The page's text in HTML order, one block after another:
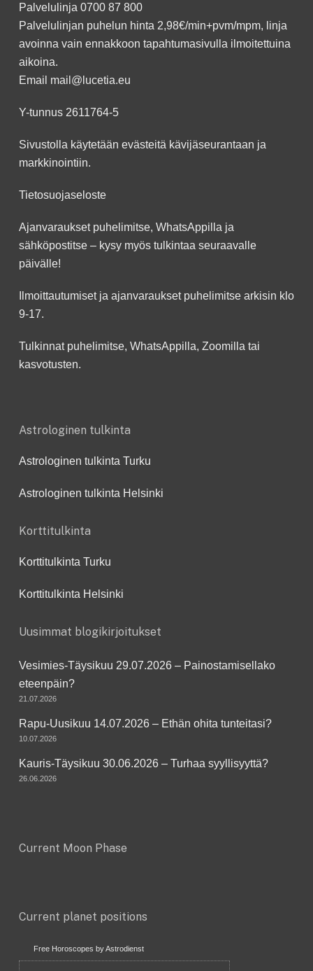
Palvelulinja 0700 87 800
Palvelulinjan puhelun hinta 2,98€/min+pvm/mpm, linja
avoinna vain ennakkoon tapahtumasivulla ilmoitettuina
aikoina.
Email mail@lucetia.eu
Y-tunnus 2611764-5
Sivustolla käytetään evästeitä kävijäseurantaan ja
markkinointiin.
Tietosuojaseloste
Ajanvaraukset puhelimitse, WhatsAppilla ja
sähköpostitse – kysy myös tulkintaa seuraavalle
päivälle!
Ilmoittautumiset ja ajanvaraukset puhelimitse arkisin klo
9-17.
Tulkinnat puhelimitse, WhatsAppilla, Zoomilla tai
kasvotusten.
Astrologinen tulkinta
Astrologinen tulkinta Turku
Astrologinen tulkinta Helsinki
Korttitulkinta
Korttitulkinta Turku
Korttitulkinta Helsinki
Uusimmat blogikirjoitukset
Vesimies-Täysikuu 29.07.2026 – Painostamisellako
eteenpäin?
21.07.2026
Rapu-Uusikuu 14.07.2026 – Ethän ohita tunteitasi?
10.07.2026
Kauris-Täysikuu 30.06.2026 – Turhaa syyllisyyttä?
26.06.2026
Current Moon Phase
Current planet positions
Free Horoscopes by Astrodienst